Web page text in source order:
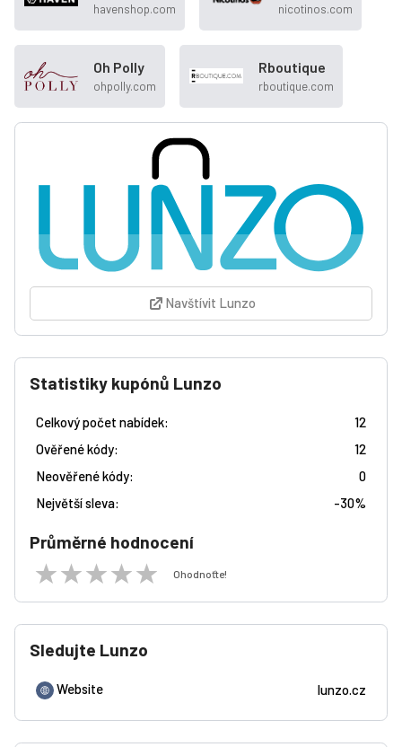
havenshop.com nicotinos.com
Oh Polly
ohpolly.com
Rboutique
rboutique.com
Navštívit Lunzo
Statistiky kupónů Lunzo
Celkový počet nabídek:
12
Ověřené kódy:
12
Neověřené kódy:
0
Největší sleva:
-30%
Průměrné hodnocení
Ohodnoťte!
Sledujte Lunzo
Website lunzo.cz